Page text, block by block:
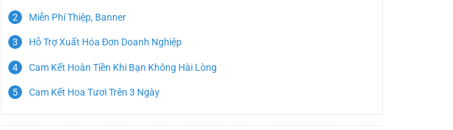
Miễn Phí Thiệp, Banner
Hỗ Trợ Xuất Hóa Đơn Doanh Nghiệp
Cam Kết Hoàn Tiền Khi Bạn Không Hài Lòng
Cam Kết Hoa Tươi Trên 3 Ngày